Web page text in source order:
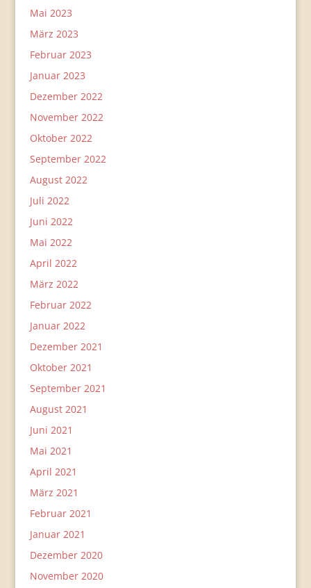
Mai 2023
März 2023
Februar 2023
Januar 2023
Dezember 2022
November 2022
Oktober 2022
September 2022
August 2022
Juli 2022
Juni 2022
Mai 2022
April 2022
März 2022
Februar 2022
Januar 2022
Dezember 2021
Oktober 2021
September 2021
August 2021
Juni 2021
Mai 2021
April 2021
März 2021
Februar 2021
Januar 2021
Dezember 2020
November 2020